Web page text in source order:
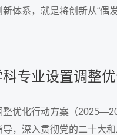
系，就是将创新从“偶
专业设置调整
优化行动方案（
，深入贯彻党的二十